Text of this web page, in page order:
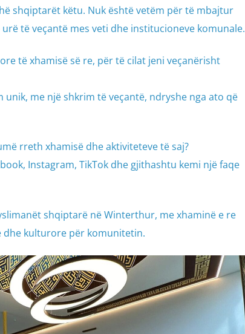
shqiptarët këtu. Nuk është vetëm për të mbajtur
të veçantë mes veti dhe institucioneve komunale.
të xhamisë së re, për të cilat jeni veçanërisht
me një shkrim të veçantë, ndryshe nga ato që
rreth xhamisë dhe aktiviteteve të saj?
Instagram, TikTok dhe gjithashtu kemi një faqe
shqiptarë në Winterthur, me xhaminë e re
dhe kulturore për komunitetin.